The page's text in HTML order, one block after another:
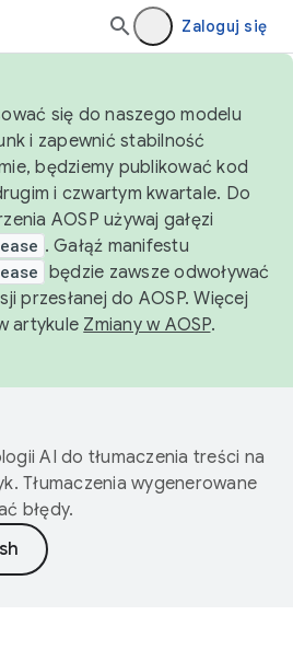
Zaloguj się
się do naszego modelu
i zapewnić stabilność
będziemy publikować kod
i czwartym kwartale. Do
AOSP używaj gałęzi
. Gałąź manifestu
będzie zawsze odwoływać
przesłanej do AOSP. Więcej
artykule Zmiany w AOSP.
AI do tłumaczenia treści na
Tłumaczenia wygenerowane
błędy.